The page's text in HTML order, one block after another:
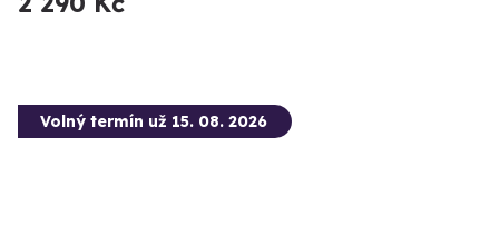
Volný termín už 15. 08. 2026